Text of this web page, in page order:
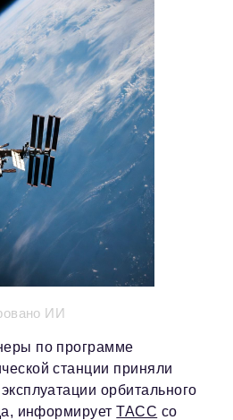
727-01-67
подписка
ИИ
по программе
станции приняли
орбитального
информируетТАСС со